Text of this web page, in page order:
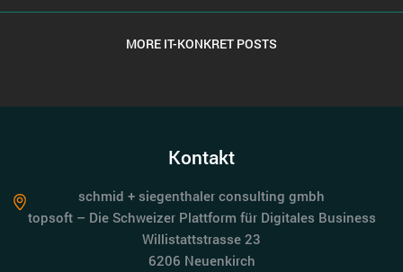
MORE IT-KONKRET POSTS
Kontakt
schmid + siegenthaler consulting gmbh
topsoft – Die Schweizer Plattform für Digitales Business
Willistattstrasse 23
6206 Neuenkirch